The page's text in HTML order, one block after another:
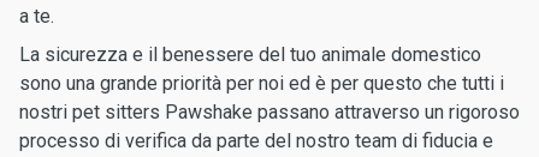
a te.
La sicurezza e il benessere del tuo animale domestico
sono una grande priorità per noi ed è per questo che tutti i
nostri pet sitters Pawshake passano attraverso un rigoroso
processo di verifica da parte del nostro team di fiducia e